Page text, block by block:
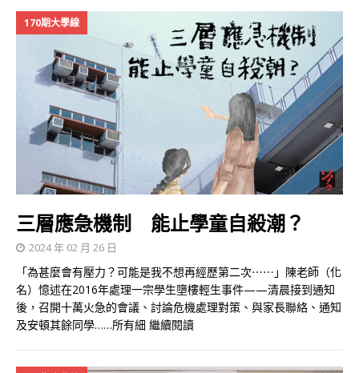
170期大學線
三層應急機制 能止學童自殺潮？
2024 年 02 月 26 日
「為甚麼會有壓力？可能是我不想再經歷第二次⋯⋯」陳老師（化
名）憶述在2016年處理一宗學生墮樓輕生事件——清晨接到通知
後，召開十萬火急的會議、討論危機處理對策、與家長聯絡、通知
及安頓其餘同學……所有細 繼續閱讀